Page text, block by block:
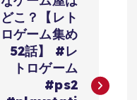
どこ？【レト
ロゲーム集め
52話】 #レ
トロゲーム
#ps2